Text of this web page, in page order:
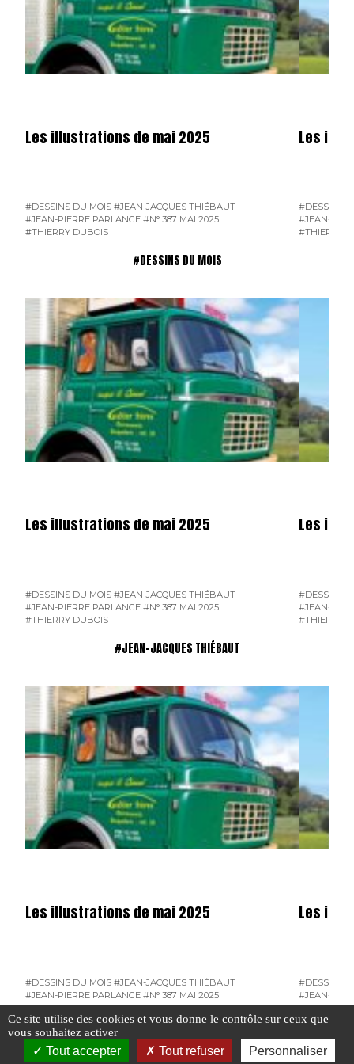
Les illustrations de mai 2025
#DESSINS DU MOIS #JEAN-JACQUES THIÉBAUT
#JEAN-PIERRE PARLANGE #N° 387 MAI 2025
#THIERRY DUBOIS
Les
#DESSINS
#JEAN-
#THIERRY
#DESSINS DU MOIS
Les illustrations de mai 2025
#DESSINS DU MOIS #JEAN-JACQUES THIÉBAUT
#JEAN-PIERRE PARLANGE #N° 387 MAI 2025
#THIERRY DUBOIS
Les
#DESSINS
#JEAN-
#THIERRY
#JEAN-JACQUES THIÉBAUT
Les illustrations de mai 2025
#DESSINS DU MOIS #JEAN-JACQUES THIÉBAUT
#JEAN-PIERRE PARLANGE #N° 387 MAI 2025
#THIERRY DUBOIS
Les
#DESSINS
#JEAN-
#THIERRY
#JEAN-PIERRE PARLANGE
Ce site utilise des cookies et vous donne le contrôle sur ceux que
vous souhaitez activer
Tout accepter Tout refuser Personnaliser